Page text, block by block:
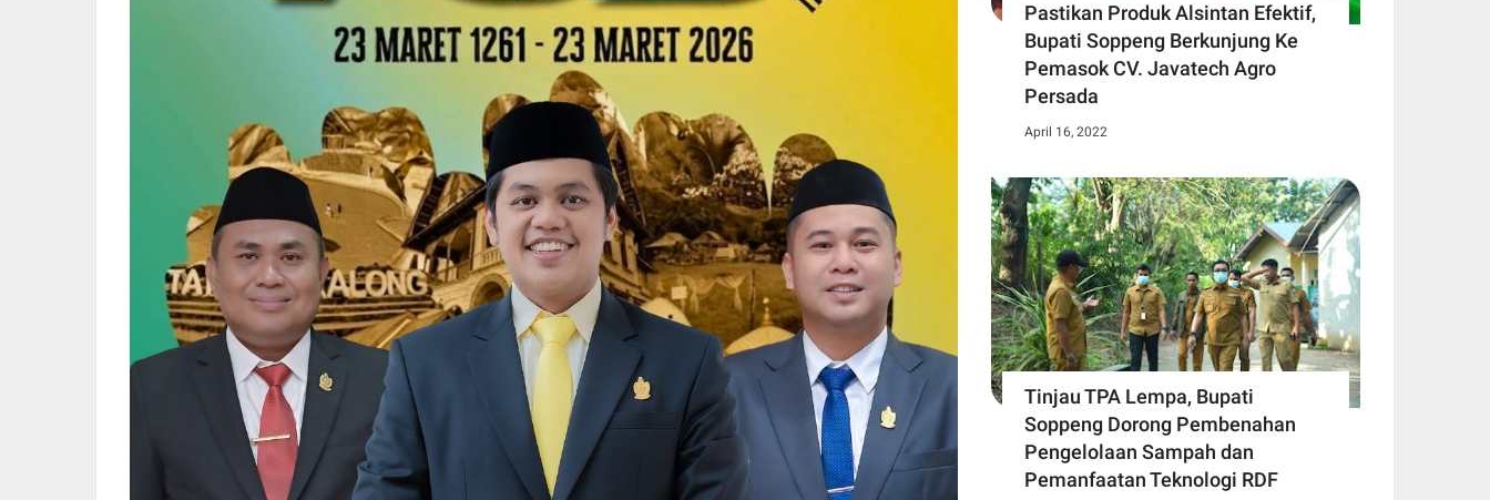
Pastikan Produk Alsintan Efektif,
Bupati Soppeng Berkunjung Ke
Pemasok CV. Javatech Agro
Persada
April 16, 2022
Tinjau TPA Lempa, Bupati
Soppeng Dorong Pembenahan
Pengelolaan Sampah dan
Pemanfaatan Teknologi RDF